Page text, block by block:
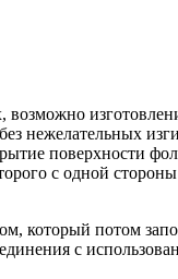
возможно
нежелательных
поверхности
с одной
который потом
с